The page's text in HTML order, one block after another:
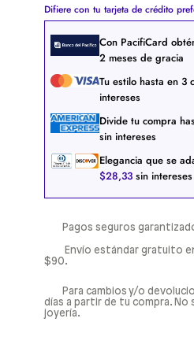
Difiere con tu tarjeta de crédito
Con PacifiCard
2 meses de gracia
Tu estilo hasta en 3
intereses
Divide tu compra
sin intereses
Elegancia que se
$28,33 sin intereses
Pagos seguros
Envío estándar gratuito
$90.
Para cambios y/o
días a partir de tu compra. No
joyería.